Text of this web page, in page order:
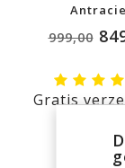
999,00
Gratis